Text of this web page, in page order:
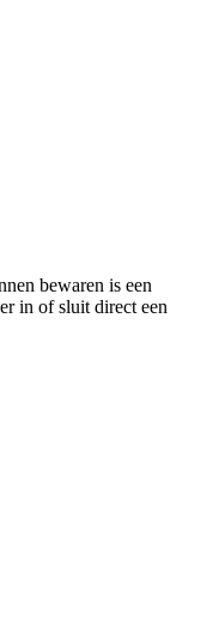
bewaren is een
in of sluit direct een